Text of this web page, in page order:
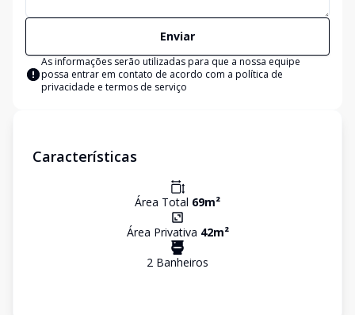
Enviar
As informações serão utilizadas para que a nossa equipe
possa entrar em contato de acordo com a política de
privacidade e termos de serviço
Características
Área Total 69m²
Área Privativa 42m²
2 Banheiros